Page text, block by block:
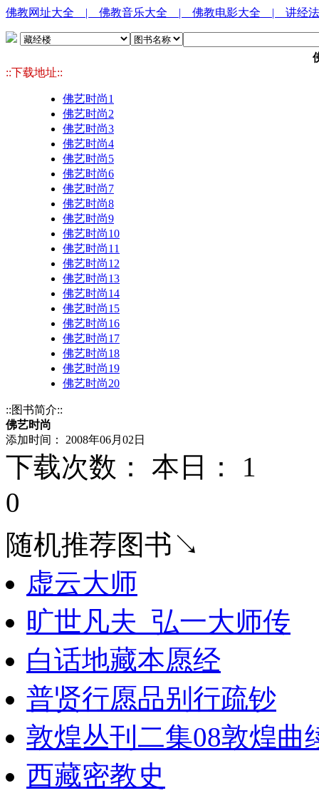
佛教网址大全 | 佛教音乐大全 | 佛教电影大全 | 讲经
::下载地址::
佛艺时尚1
佛艺时尚2
佛艺时尚3
佛艺时尚4
佛艺时尚5
佛艺时尚6
佛艺时尚7
佛艺时尚8
佛艺时尚9
佛艺时尚10
佛艺时尚11
佛艺时尚12
佛艺时尚13
佛艺时尚14
佛艺时尚15
佛艺时尚16
佛艺时尚17
佛艺时尚18
佛艺时尚19
佛艺时尚20
::图书简介::
佛艺时尚
添加时间： 2008年06月02日
下载次数： 本日： 1
0
随机推荐图书↘
虚云大师
旷世凡夫_弘一大师传
白话地藏本愿经
普贤行愿品别行疏钞
敦煌丛刊二集08敦煌曲
西藏密教史